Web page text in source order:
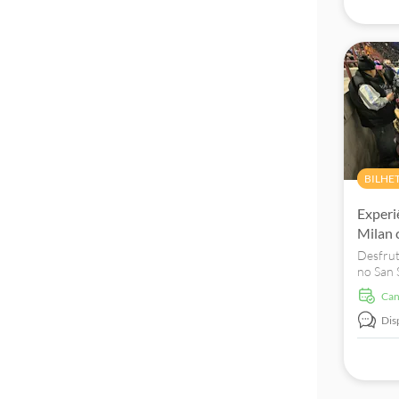
Milan
no San